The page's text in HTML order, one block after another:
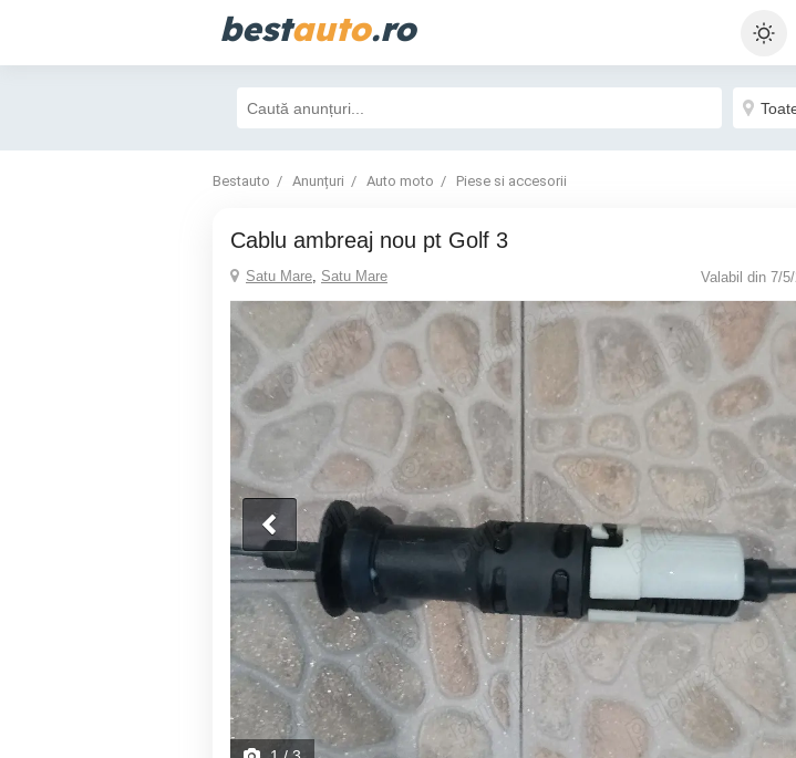
bestauto.ro
Bestauto Anunțuri Auto moto Piese si accesorii
Cablu ambreaj nou pt Golf 3
Satu Mare, Satu Mare Valabil din 7/